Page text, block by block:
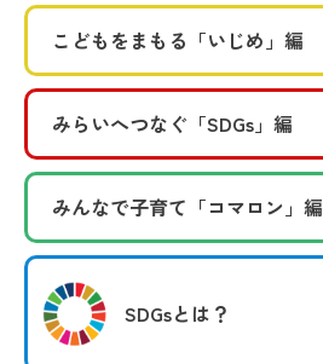
こどもをまもる 「いじめ」編
みらいへつなぐ 「SDGs」編
みんなで子育て 「コマロン」編
SDGsとは？